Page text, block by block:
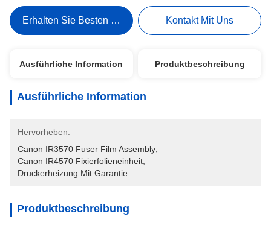
Erhalten Sie Besten Preis Kontakt Mit Uns
Ausführliche Information Produktbeschreibung
Ausführliche Information
Hervorheben:
Canon IR3570 Fuser Film Assembly
Canon IR4570 Fixierfolieneinheit
Druckerheizung Mit Garantie
Produktbeschreibung